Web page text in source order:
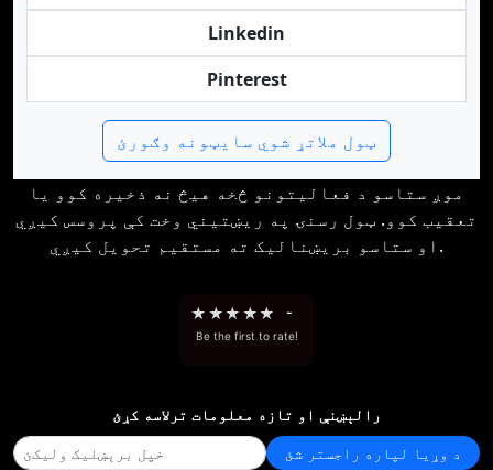
Linkedin
Pinterest
ټول ملاتړ شوي سایټونه وګورئ
موږ ستاسو د فعالیتونو څخه هیڅ نه ذخیره کوو یا
تعقیب کوو. ټول رسنۍ په ریښتیني وخت کې پروسس کیږي
او ستاسو بریښنالیک ته مستقیم تحویل کیږي.
★ ★★ ★★ -
Be the first to rate!
رالېښنې او تازه معلومات ترلاسه کړئ
د وړيا لپاره راجستر شئ